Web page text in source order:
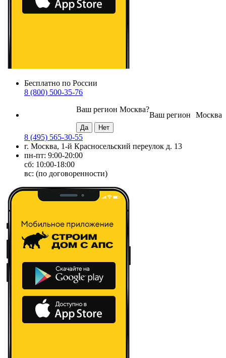
Бесплатно по России
8 (800) 500-35-76
Москва
Ваш регион
Ваш регион Москва?
8 (495) 565-30-55
г. Москва, 1-й Красносельский переулок д. 13
пн-пт: 9:00-20:00
сб: 10:00-18:00
вс: (по договоренности)